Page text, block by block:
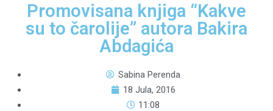
Promovisana knjiga “Kakve
su to čarolije” autora Bakira
Abdagića
Sabina Perenda
18 Jula, 2016
11:08